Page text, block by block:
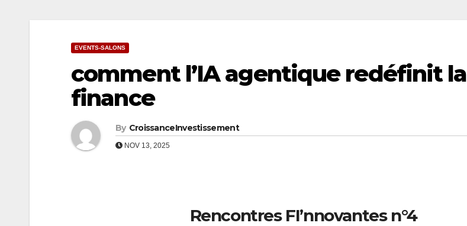
EVENTS-SALONS
comment l’IA agentique redéfinit la
finance
By CroissanceInvestissement
NOV 13, 2025
Rencontres FI’nnovantes n°4